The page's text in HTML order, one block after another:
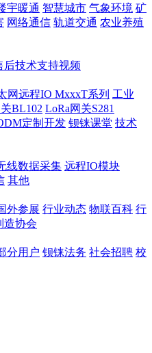
宇暖通 智慧城市 气象环境 矿
网络通信 轨道交通 农业养殖
后技术支持视频
网远程IO MxxxT系列 工业
BL102 LoRa网关S281
定制开发 钡铼课堂 技术
线数据采集 远程IO模块
其他
外参展 行业动态 物联百科 行
造协会
分用户 钡铼法务 社会招聘 校